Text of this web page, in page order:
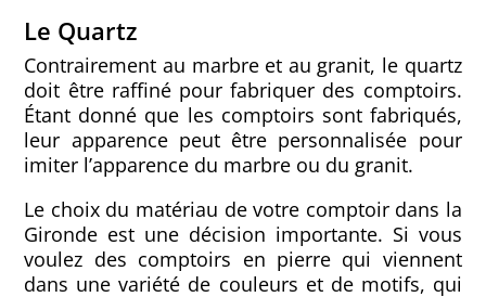
Le Quartz
Contrairement au marbre et au granit, le quartz
doit être raffiné pour fabriquer des comptoirs.
Étant donné que les comptoirs sont fabriqués,
leur apparence peut être personnalisée pour
imiter l’apparence du marbre ou du granit.
Le choix du matériau de votre comptoir dans la
Gironde est une décision importante. Si vous
voulez des comptoirs en pierre qui viennent
dans une variété de couleurs et de motifs, qui